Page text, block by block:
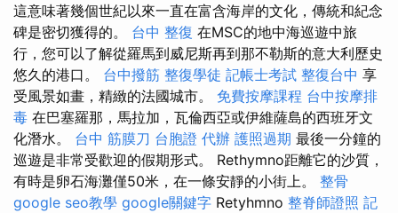
這意味著幾個世紀以來一直在富含海岸的文化，傳統和紀念
碑是密切獲得的。 台中 整復 在MSC的地中海巡遊中旅
行，您可以了解從羅馬到威尼斯再到那不勒斯的意大利歷史
悠久的港口。 台中撥筋 整復學徒 記帳士考試 整復台中 享
受風景如畫，精緻的法國城市。 免費按摩課程 台中按摩排
毒 在巴塞羅那，馬拉加，瓦倫西亞或伊維薩島的西班牙文
化潛水。 台中 筋膜刀 台胞證 代辦 護照過期 最後一分鐘的
巡遊是非常受歡迎的假期形式。 Rethymno距離它的沙質，
有時是卵石海灘僅50米，在一條安靜的小街上。 整骨
google seo教學 google關鍵字 Retyhmno 整脊師證照 記